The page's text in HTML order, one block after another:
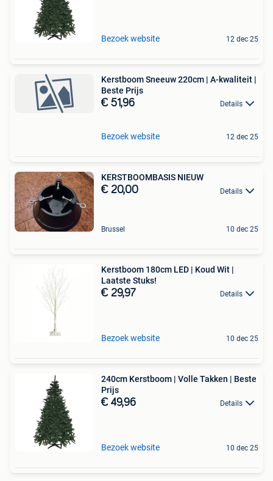
Bezoek website 12 dec 25
Kerstboom Sneeuw 220cm | A-kwaliteit |
Beste Prijs
€ 51,96 Details
Bezoek website 12 dec 25
KERSTBOOMBASIS NIEUW
€ 20,00 Details
Brussel 10 dec 25
Kerstboom 180cm LED | Koud Wit |
Laatste Stuks!
€ 29,97 Details
Bezoek website 10 dec 25
240cm Kerstboom | Volle Takken | Beste
Prijs
€ 49,96 Details
Bezoek website 10 dec 25